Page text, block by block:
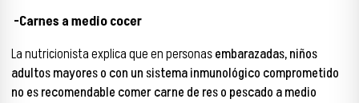
-Carnes a medio cocer
La nutricionista explica que en personasembarazadas, niños
adultos mayores o con un sistema inmunológico comprometido
no es recomendable comer carne de res o pescado a medio